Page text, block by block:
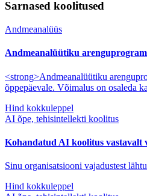
Sarnased koolitused
Andmeanalüüs
Andmeanalüütiku
<strong>Andmeanalüütiku
õppepäevale. Võimalus on osaleda
Hind kokkuleppel
AI õpe, tehisintellekti koolitus
Kohandatud AI koolitus vastavalt
Sinu organisatsiooni vajadustest
Hind kokkuleppel